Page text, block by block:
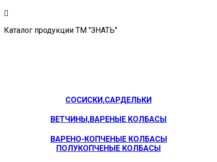
Каталог продукции ТМ "ЗНАТЬ"
СОСИСКИ,САРДЕЛЬКИ
ВЕТЧИНЫ,ВАРЕНЫЕ КОЛБАСЫ
ВАРЕНО-КОПЧЕНЫЕ КОЛБАСЫ
ПОЛУКОПЧЕНЫЕ КОЛБАСЫ